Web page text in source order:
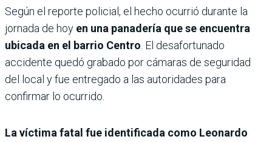
Según el reporte policial, el hecho ocurrió durante la
jornada de hoy en una panadería que se encuentra
ubicada en el barrio Centro . El desafortunado
accidente quedó grabado por cámaras de seguridad
del local y fue entregado a las autoridades para
confirmar lo ocurrido.
La víctima fatal fue identificada como Leonardo